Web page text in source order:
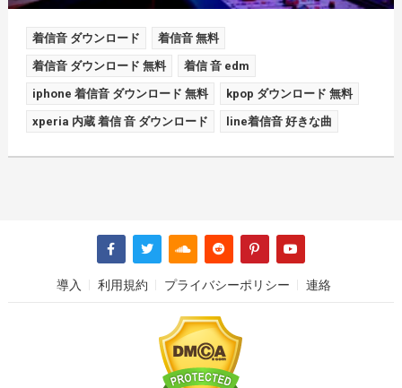
着信音 ダウンロード 着信音 無料
着信音 ダウンロード 無料 着信 音 edm
iphone 着信音 ダウンロード 無料 kpop ダウンロード 無料
xperia 内蔵 着信 音 ダウンロード line着信音 好きな曲
導入 利用規約 プライバシーポリシー 連絡